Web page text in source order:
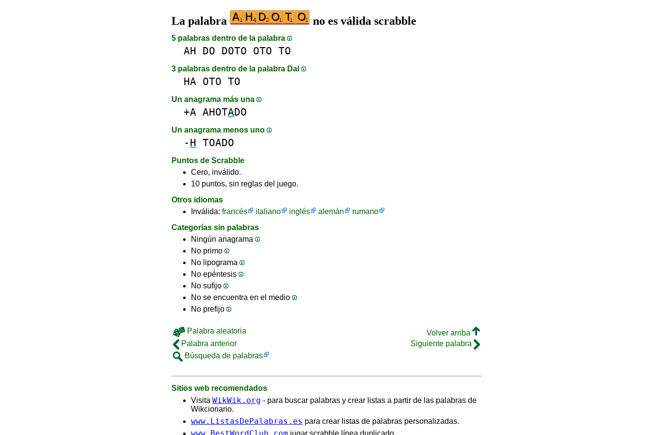
La palabra no es válida scrabble
5 palabras dentro de la palabra
AH DO DOTO OTO TO
3 palabras dentro de la palabra DaI
HA OTO TO
Un anagrama más una
+A AHOTADO
Un anagrama menos uno
- H TOADO
Puntos de Scrabble
Cero, inválido.
10 puntos, sin reglas del juego.
Otros idiomas
Inválida: francés italiano inglés alemán
rumano
Categorías sin palabras
Ningún anagrama
No primo
No lipograma
No epéntesis
No sufijo
No se encuentra en el medio
No prefijo
Palabra aleatoria
Volver arriba
Palabra anterior
Siguiente palabra
Búsqueda de palabras
Sitios web recomendados
Visita WikWik.org - para buscar palabras y crear listas a partir de las palabras de
Wikcionario.
www.ListasDePalabras.es para crear listas de palabras personalizadas.
jugar scrabble línea duplicado.